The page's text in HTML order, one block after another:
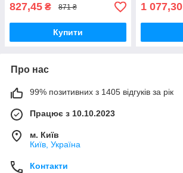
827,45 ₴ 871 ₴
Купити
1 077,30
Про нас
99% позитивних з 1405 відгуків за рік
Працює з 10.10.2023
м. Київ
Київ, Україна
Контакти